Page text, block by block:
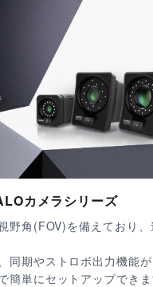
カメラシリーズ
野角(FOV)を備えており
同期やストロボ出力機能
簡単にセットアップでき